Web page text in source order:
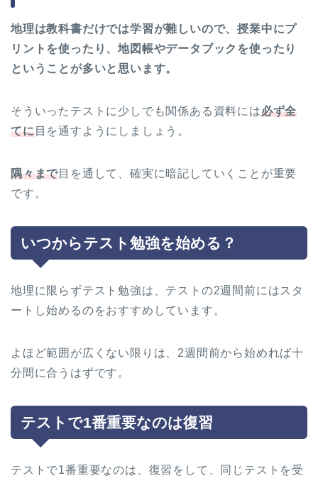
地理は教科書だけでは学習が難しいので、授業中にプ
リントを使ったり、地図帳やデータブックを使ったり
ということが多いと思います。
そういったテストに少しでも関係ある資料には必ず全
てに目を通すようにしましょう。
隅々まで目を通して、確実に暗記していくことが重要
です。
いつからテスト勉強を始める？
地理に限らずテスト勉強は、テストの2週間前にはスタ
ートし始めるのをおすすめしています。
よほど範囲が広くない限りは、2週間前から始めれば十
分間に合うはずです。
テストで1番重要なのは復習
テストで1番重要なのは、復習をして、同じテストを受